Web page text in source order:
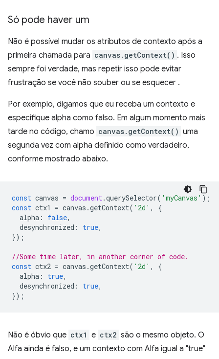
Só pode haver um
Não é possível mudar os atributos de contexto após a
primeira chamada para canvas.getContext() . Isso
sempre foi verdade, mas repetir isso pode evitar
frustração se você não souber ou se esquecer .
Por exemplo, digamos que eu receba um contexto e
especifique alpha como falso. Em algum momento mais
tarde no código, chamo canvas.getContext() uma
segunda vez com alpha definido como verdadeiro,
conforme mostrado abaixo.
const canvas = document.querySelector( 'myCanvas' );
const ctx1 = canvas .getContext( '2d' ,
{
alpha : false,
desynchronized : true,
});
//Some time later, in another corner of code.
const ctx2 = canvas .getContext( '2d' ,
{
alpha : true,
desynchronized : true,
});
Não é óbvio que ctx1 e ctx2 são o mesmo objeto. O
Alfa ainda é falso, e um contexto com Alfa igual a "true"